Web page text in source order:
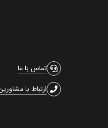
تماس با ما
ارتباط با